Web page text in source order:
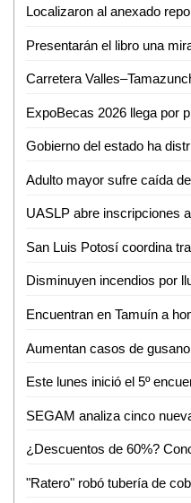
Localizaron al anexado
Adulto mayor sufre caída
"Ratero" robó tubería de